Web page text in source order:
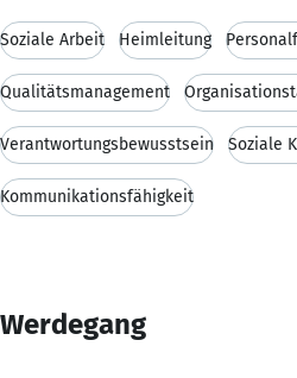
Soziale Arbeit Heimleitung
Qualitätsmanagement
Verantwortungsbewusstsein Soziale
Kommunikationsfähigkeit
Werdegang